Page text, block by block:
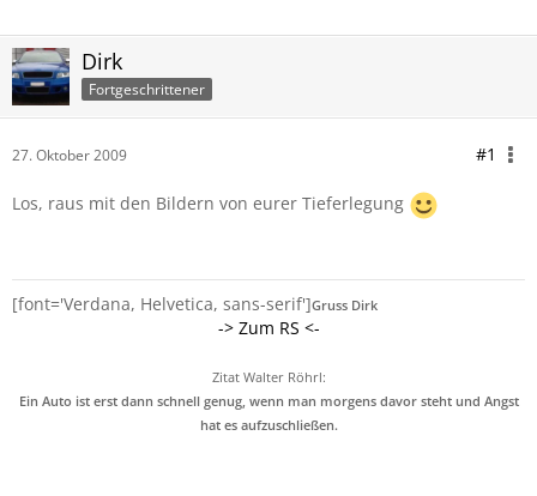
Dirk
Fortgeschrittener
27. Oktober 2009 #1
Los, raus mit den Bildern von eurer Tieferlegung
[font='Verdana, Helvetica, sans-serif']Gruss Dirk
-> Zum RS <-
Zitat Walter Röhrl:
Ein Auto ist erst dann schnell genug, wenn man morgens davor steht und Angst
hat es aufzuschließen.